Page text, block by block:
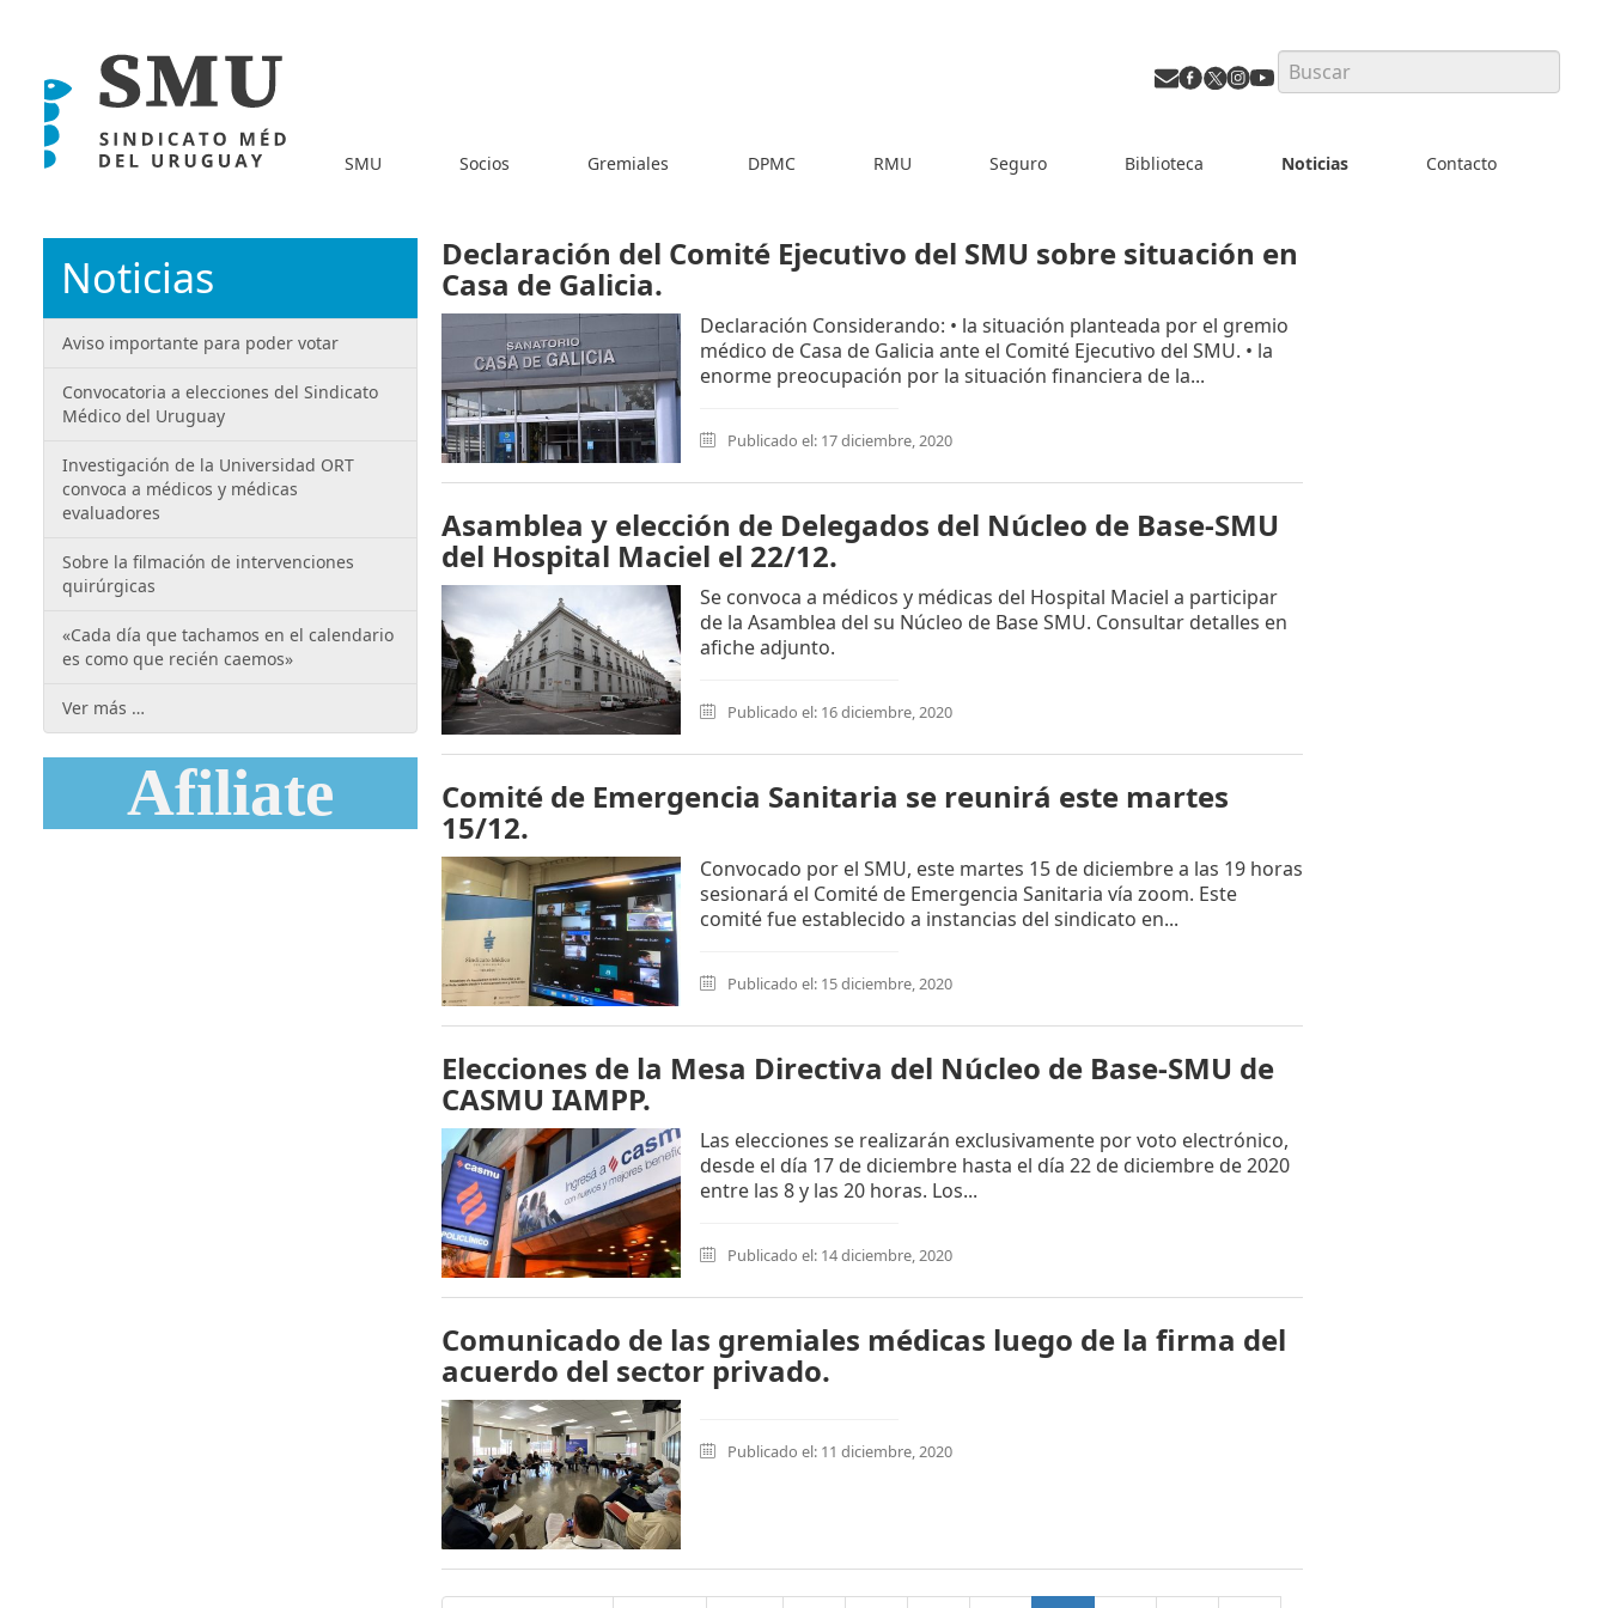
Search
SMU Socios Gremiales DPMC RMU Seguro Biblioteca Noticias Contacto
Declaración del Comité Ejecutivo del SMU sobre situación en
Casa de Galicia.
Declaración Considerando: • la situación planteada por el gremio
médico de Casa de Galicia ante el Comité Ejecutivo del SMU. • la
enorme preocupación por la situación financiera de la...
Publicado el: 17 diciembre, 2020
Asamblea y elección de Delegados del Núcleo de Base-SMU
del Hospital Maciel el 22/12.
Se convoca a médicos y médicas del Hospital Maciel a participar
de la Asamblea del su Núcleo de Base SMU. Consultar detalles en
afiche adjunto.
Publicado el: 16 diciembre, 2020
Comité de Emergencia Sanitaria se reunirá este martes
15/12.
Convocado por el SMU, este martes 15 de diciembre a las 19 horas
sesionará el Comité de Emergencia Sanitaria vía zoom. Este
comité fue establecido a instancias del sindicato en...
Publicado el: 15 diciembre, 2020
Elecciones de la Mesa Directiva del Núcleo de Base-SMU de
CASMU IAMPP.
Las elecciones se realizarán exclusivamente por voto electrónico,
desde el día 17 de diciembre hasta el día 22 de diciembre de 2020
entre las 8 y las 20 horas. Los...
Publicado el: 14 diciembre, 2020
Comunicado de las gremiales médicas luego de la firma del
acuerdo del sector privado.
Publicado el: 11 diciembre, 2020
Noticias
Aviso importante para poder votar
Convocatoria a elecciones del Sindicato
Médico del Uruguay
Investigación de la Universidad ORT
convoca a médicos y médicas
evaluadores
Sobre la filmación de intervenciones
quirúrgicas
«Cada día que tachamos en el calendario
es como que recién caemos»
Ver más …
Afiliate